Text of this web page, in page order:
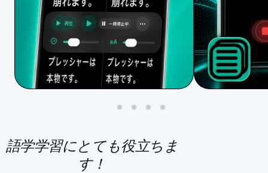
“
語学学習にとても役立ちま
す！